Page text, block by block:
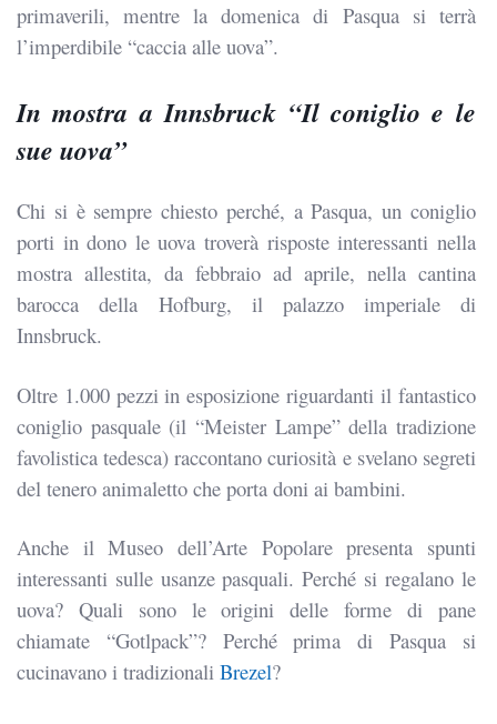
primaverili, mentre la domenica di Pasqua si terrà
l’imperdibile “caccia alle uova”.
In mostra a Innsbruck “Il coniglio e le
sue uova”
Chi si è sempre chiesto perché, a Pasqua, un coniglio
porti in dono le uova troverà risposte interessanti nella
mostra allestita, da febbraio ad aprile, nella cantina
barocca della Hofburg, il palazzo imperiale di
Innsbruck.
Oltre 1.000 pezzi in esposizione riguardanti il fantastico
coniglio pasquale (il “Meister Lampe” della tradizione
favolistica tedesca) raccontano curiosità e svelano segreti
del tenero animaletto che porta doni ai bambini.
Anche il Museo dell’Arte Popolare presenta spunti
interessanti sulle usanze pasquali. Perché si regalano le
uova? Quali sono le origini delle forme di pane
chiamate “Gotlpack”? Perché prima di Pasqua si
cucinavano i tradizionali Brezel?